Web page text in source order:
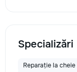
Specializări
Reparație la cheie